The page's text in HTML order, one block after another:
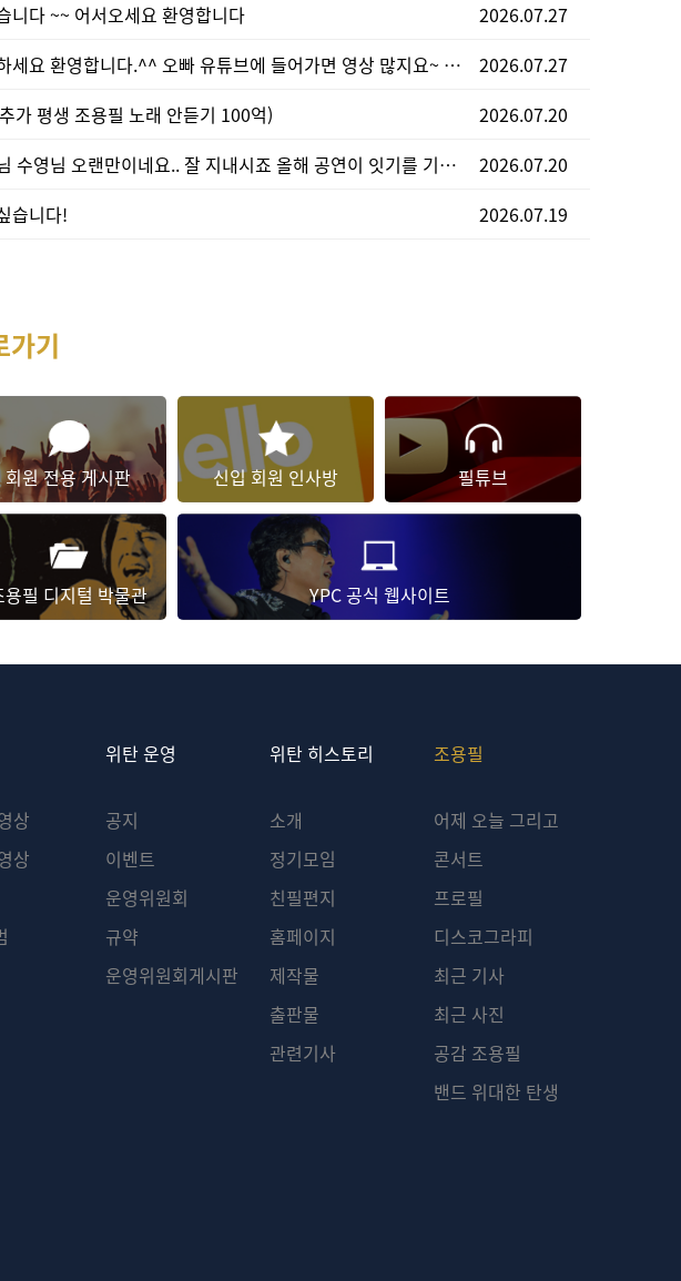
니다 ~~ 어서오세요 환영합니다
2026.07.27
안녕하세요 환영합니다.^^ 오빠 유튜브에 들어가면 영상 많지요~ 저도 출퇴근길 자주 들어가서 운전하며 크게 듣습니다. 필한기라 하기엔 너무 더운 여름~ 1년에 반은 오빠공연 시작으로 설레며 지내고 핏켓팅하고 공연보고 공연 본 기억을 추억하며 또 살아가고~ 지금은 본업에 빠져 열심히 일하며 올공연소식 기다리며 지내고 있어요~ 다들 그러시죠?
2026.07.27
가 평생 조용필 노래 안듣기 100억)
2026.07.20
언덕님 수영님 오랜만이네요.. 잘 지내시죠 올해 공연이 잇기를 기대해 봅니다 무더위 잘지내시고 공연시 뵈여..
2026.07.20
습니다!
2026.07.19
가기
회원 전용게시판 신입회원 인사방 필튜브
용필 디지털 박물관 YPC 공식 웹사이트
상
상
위탄 운영
공지
이벤트
운영위원회
규약
운영위원회게시판
위탄 히스토리
소개
정기모임
친필편지
홈페이지
제작물
출판물
관련기사
조용필
어제 오늘 그리고
콘서트
프로필
디스코그라피
최근 기사
최근 사진
공감 조용필
밴드 위대한 탄생